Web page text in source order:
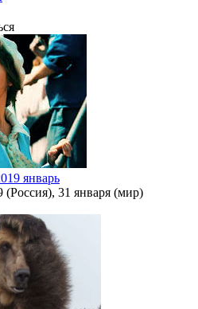
январь
(Россия), 31 января (мир)